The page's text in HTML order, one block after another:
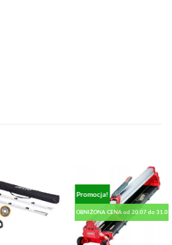
Promocja!
OBNIŻONA CENA od 20.07 do